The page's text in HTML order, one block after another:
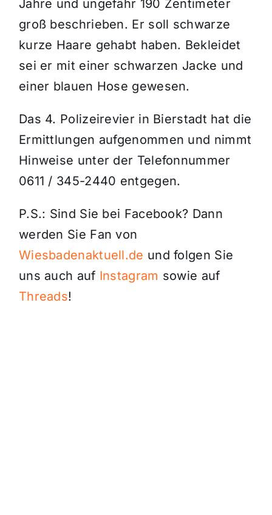
Jahre und ungefähr 190 Zentimeter
groß beschrieben. Er soll schwarze
kurze Haare gehabt haben. Bekleidet
sei er mit einer schwarzen Jacke und
einer blauen Hose gewesen.
Das 4. Polizeirevier in Bierstadt hat die
Ermittlungen aufgenommen und nimmt
Hinweise unter der Telefonnummer
0611 / 345-2440 entgegen.
P.S.: Sind Sie bei Facebook? Dann
werden Sie Fan von
Wiesbadenaktuell.de und folgen Sie
uns auch auf Instagram sowie auf
Threads!